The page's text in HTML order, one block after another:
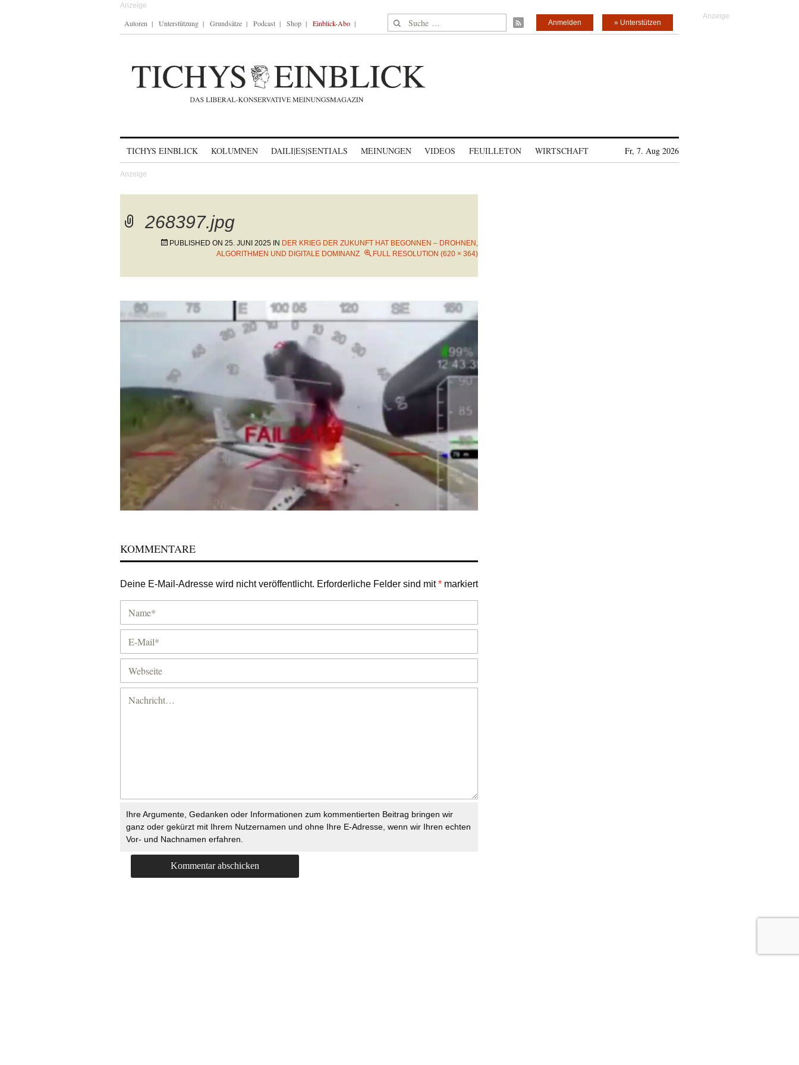
Autoren Unterstützung Grundsätze Podcast Shop Einblick-Abo Suche nach: » Unterstützen
Anmelden
TICHYS EINBLICK KOLUMNEN DAILI|ES|SENTIALS MEINUNGEN VIDEOS FEUILLETON WIRTSCHAFT Fr, 7. Aug 2026
268397.jpg
PUBLISHED ON 25. JUNI 2025 IN DER KRIEG DER ZUKUNFT HAT BEGONNEN – DROHNEN,
ALGORITHMEN UND DIGITALE DOMINANZ
FULL RESOLUTION (620 × 364)
KOMMENTARE
Deine E-Mail-Adresse wird nicht veröffentlicht. Erforderliche Felder sind mit* markiert
Ihre Argumente, Gedanken oder Informationen zum kommentierten Beitrag bringen wir
ganz oder gekürzt mit Ihrem Nutzernamen und ohne Ihre E-Adresse, wenn wir Ihren echten
Vor- und Nachnamen erfahren.